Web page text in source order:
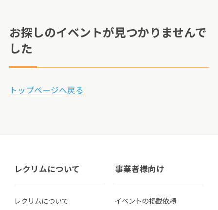
お探しのイベントが見つかりませんで
した
トップページへ戻る
レクリムについて
レクリムについて
事業者様向け
イベントの掲載依頼